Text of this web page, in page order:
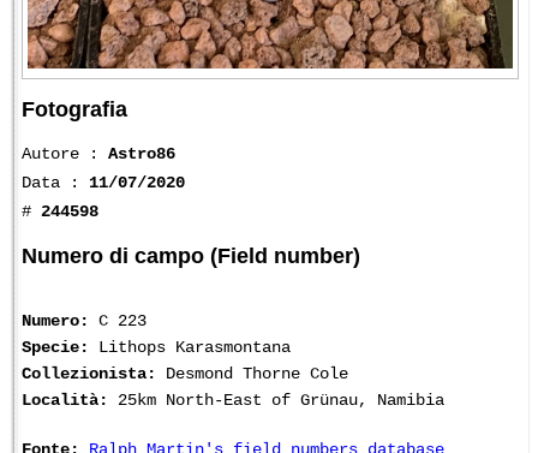
Fotografia
Autore : Astro86
Data : 11/07/2020
# 244598
Numero di campo (Field number)
Numero:
C 223
Specie:
Lithops Karasmontana
Collezionista:
Desmond Thorne Cole
Località:
25km North-East of Grünau, Namibia